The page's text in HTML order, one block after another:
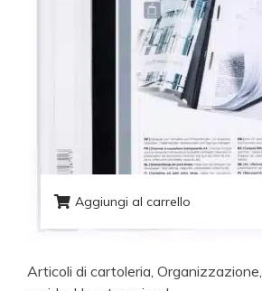
Aggiungi al carrello
Articoli di cartoleria, Organizzazione,